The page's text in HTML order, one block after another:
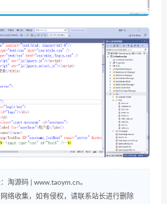
淘源码 | www.taoym.cn。
络收集，如有侵权，请联系站长进行删除